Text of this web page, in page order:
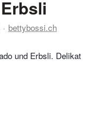
bettybossi.ch
und Erbsli. Delikat